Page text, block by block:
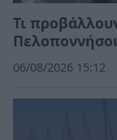
Τι
06/08/2026 15:12